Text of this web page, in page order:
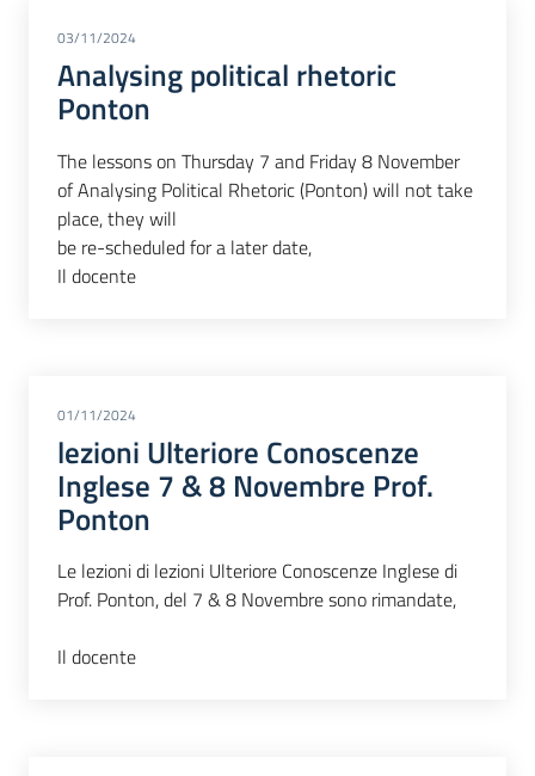
03/11/2024
Analysing political rhetoric
Ponton
The lessons on Thursday 7 and Friday 8 November
of Analysing Political Rhetoric (Ponton) will not take
place, they will
be re-scheduled for a later date,
Il docente
01/11/2024
lezioni Ulteriore Conoscenze
Inglese 7 & 8 Novembre Prof.
Ponton
Le lezioni di lezioni Ulteriore Conoscenze Inglese di
Prof. Ponton, del 7 & 8 Novembre sono rimandate,
Il docente